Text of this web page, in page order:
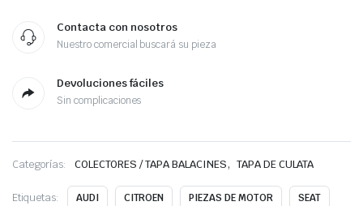
Contacta con nosotros
Nuestro comercial buscará su pieza
Devoluciones fáciles
Sin complicaciones
Categorías: COLECTORES / TAPA BALACINES, TAPA DE CULATA
Etiquetas: AUDI CITROEN PIEZAS DE MOTOR SEAT